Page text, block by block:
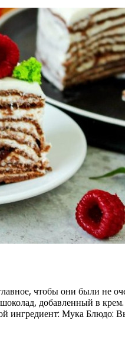
чтобы они были не
добавленный в
ингредиент: Мука Блюдо: